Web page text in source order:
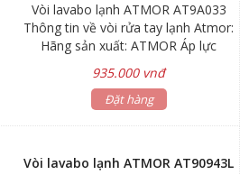
Vòi lavabo lạnh ATMOR AT9A033
Thông tin về vòi rửa tay lạnh Atmor:
Hãng sản xuất: ATMOR Áp lực
nước: 0.05MPa ~ 0.75MPa Lớp mạ :
Nikel chrome Chất liệu: đồng Chiều
cao miệng vòi 72mm Bảo hành: sen
935.000 vnđ
Đặt hàng
Vòi lavabo lạnh ATMOR AT90943L